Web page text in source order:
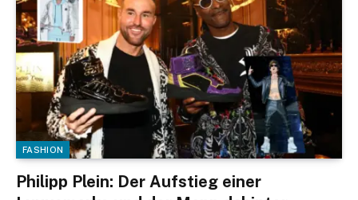
FASHION
Philipp Plein: Der Aufstieg einer